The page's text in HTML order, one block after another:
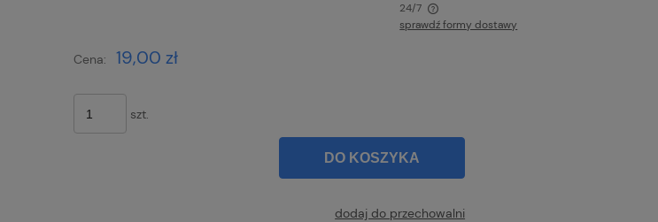
24/7
sprawdź formy dostawy
Cena: 19,00 zł
szt.
DO KOSZYKA
dodaj do przechowalni